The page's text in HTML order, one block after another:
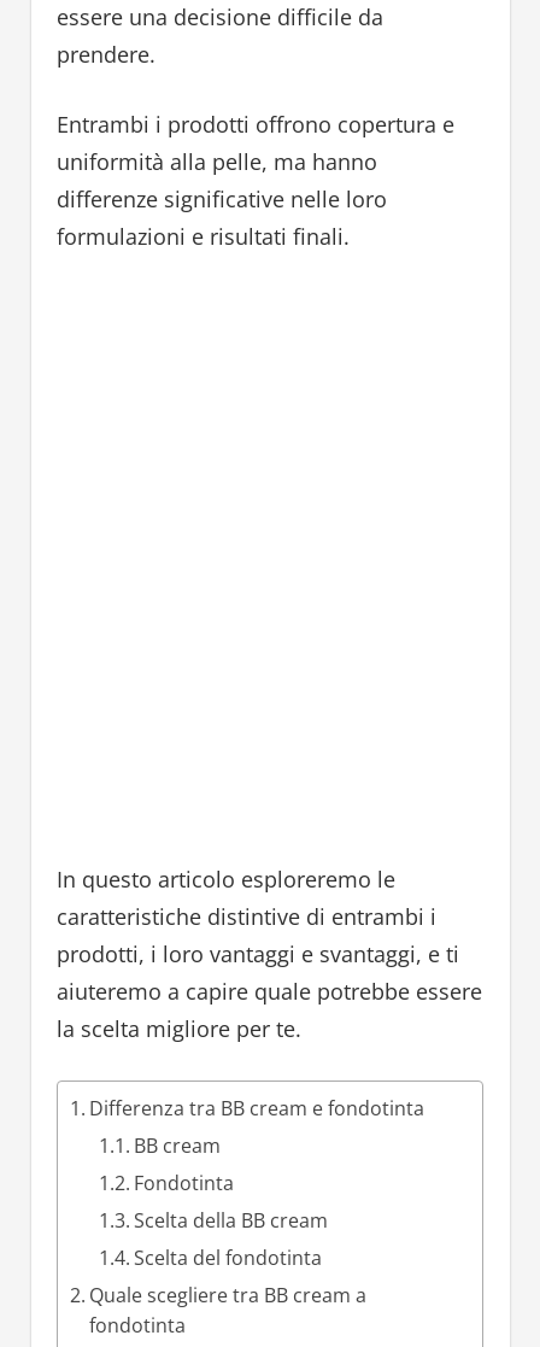
essere una decisione difficile da
prendere.
Entrambi i prodotti offrono copertura e
uniformità alla pelle, ma hanno
differenze significative nelle loro
formulazioni e risultati finali.
In questo articolo esploreremo le
caratteristiche distintive di entrambi i
prodotti, i loro vantaggi e svantaggi, e ti
aiuteremo a capire quale potrebbe essere
la scelta migliore per te.
Differenza tra BB cream e fondotinta
BB cream
Fondotinta
Scelta della BB cream
Scelta del fondotinta
Quale scegliere tra BB cream a
fondotinta